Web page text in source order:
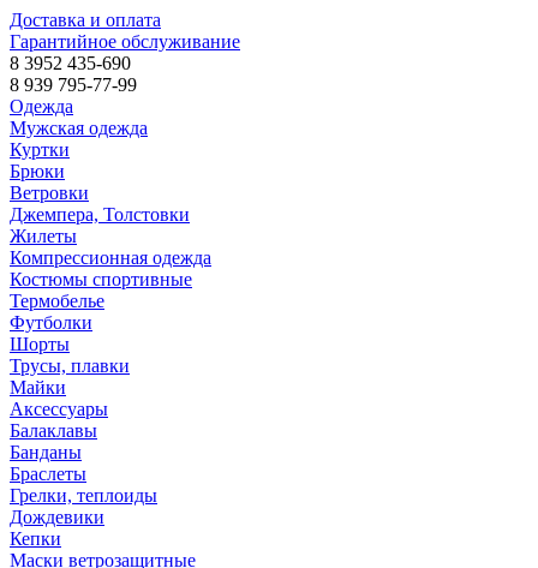
Доставка и оплата
Гарантийное обслуживание
8 3952 435-690
8 939 795-77-99
Одежда
Мужская одежда
Куртки
Брюки
Ветровки
Джемпера, Толстовки
Жилеты
Компрессионная одежда
Костюмы спортивные
Термобелье
Футболки
Шорты
Трусы, плавки
Майки
Аксессуары
Балаклавы
Банданы
Браслеты
Грелки, теплоиды
Дождевики
Кепки
Маски ветрозащитные